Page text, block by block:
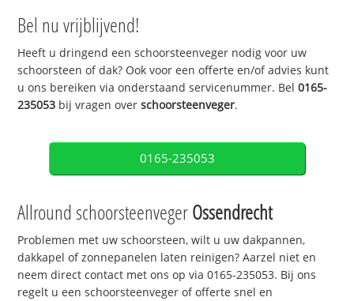
Bel nu vrijblijvend!
Heeft u dringend een schoorsteenveger nodig voor uw
schoorsteen of dak? Ook voor een offerte en/of advies kunt
u ons bereiken via onderstaand servicenummer. Bel0165-
235053 bij vragen overschoorsteenveger.
0165-235053
Allround schoorsteenvegerOssendrecht
Problemen met uw schoorsteen, wilt u uw dakpannen,
dakkapel of zonnepanelen laten reinigen? Aarzel niet en
neem direct contact met ons op via 0165-235053. Bij ons
regelt u een schoorsteenveger of offerte snel en